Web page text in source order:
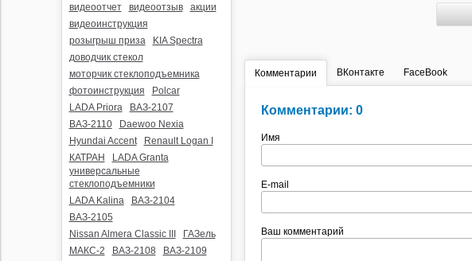
Держатели
видеорегистраторов и
радар-детекторов
видеоотчет
видеоотзыв
акции
видеоинструкция
розыгрыш приза
KIA Spectra
доводчик стекол
моторчик стеклоподъемника
фотоинструкция
Polcar
LADA Priora
ВАЗ-2107
ВАЗ-2110
Daewoo Nexia
Hyundai Accent
Renault Logan I
КАТРАН
LADA Granta
универсальные
стеклоподъемники
LADA Kalina
ВАЗ-2104
ВАЗ-2105
Nissan Almera Classic III
ГАЗель
МАКС-2
ВАЗ-2108
ВАЗ-2109
Комментарии ВКонтакте FaceBook
Комментарии: 0
Имя
E-mail
Ваш комментарий